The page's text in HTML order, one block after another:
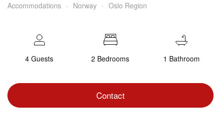
Accommodations Norway Oslo Region
4 Guests 2 Bedrooms 1 Bathroom
Contact